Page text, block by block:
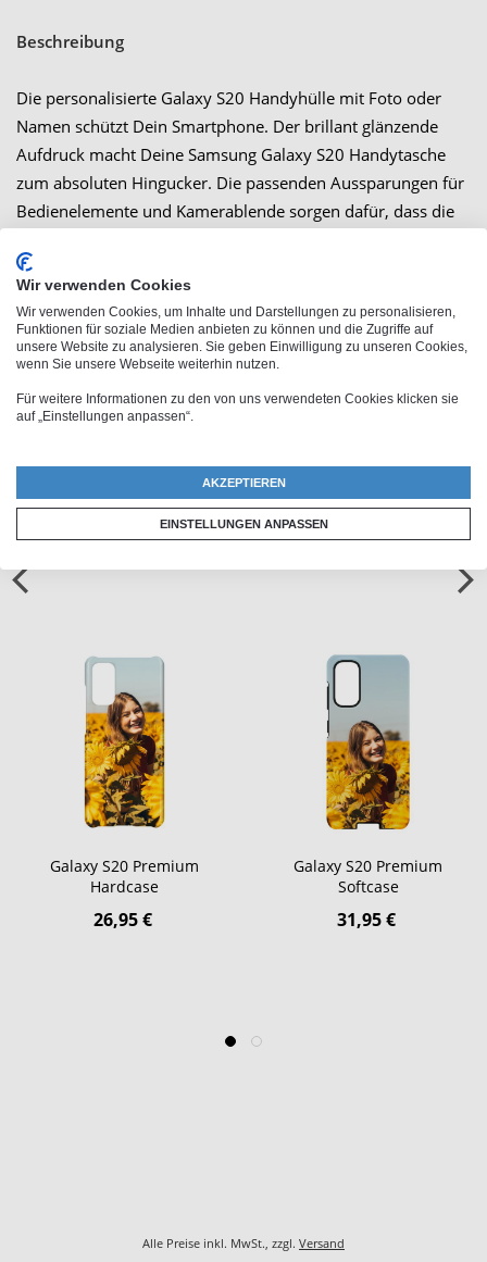
Beschreibung
Die personalisierte Galaxy S20 Handyhülle mit Foto oder
Namen schützt Dein Smartphone. Der brillant glänzende
Aufdruck macht Deine Samsung Galaxy S20 Handytasche
zum absoluten Hingucker. Die passenden Aussparungen für
Bedienelemente und Kamerablende sorgen dafür, dass die
Begleiter durch den Alltag ist.
Großbestellung
Ähnliche Produkte
Galaxy S20 Premium
Hardcase
26,95 €
Galaxy S20 Premium
Softcase
31,95 €
Alle Preise inkl. MwSt., zzgl. Versand
Wir verwenden Cookies
Wir verwenden Cookies, um Inhalte und Darstellungen zu personalisieren,
Funktionen für soziale Medien anbieten zu können und die Zugriffe auf
unsere Website zu analysieren. Sie geben Einwilligung zu unseren Cookies,
wenn Sie unsere Webseite weiterhin nutzen.
Für weitere Informationen zu den von uns verwendeten Cookies klicken sie
auf „Einstellungen anpassen“.
AKZEPTIEREN
EINSTELLUNGEN ANPASSEN